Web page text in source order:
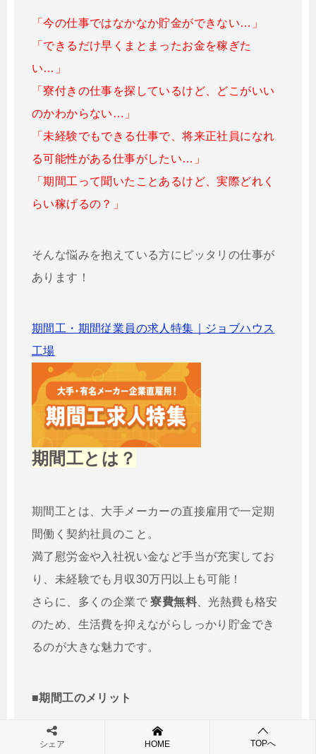
「今の仕事ではなかなか貯金ができない…」
「できるだけ早くまとまったお金を稼ぎた
い…」
「寮付きの仕事を探しているけど、どこがいい
のかわからない…」
「未経験でもできる仕事で、将来正社員になれ
る可能性がある仕事がしたい…」
「期間工って聞いたことあるけど、実際どれく
らい稼げるの？」
そんな悩みを抱えている方にピッタリの仕事が
あります！
期間工・期間従業員の求人特集｜ジョブハウス
工場
期間工とは？
期間工とは、大手メーカーの直接雇用で一定期
間働く契約社員のこと。
満了慰労金や入社祝い金など手当が充実してお
り、未経験でも月収30万円以上も可能！
さらに、多くの企業で寮費無料 、光熱費も格安
のため、生活費を抑えながらしっかり貯金でき
るのが大きな魅力です。
■期間工のメリット
短期間で高収入！ 月収30万円以上＆各種手
シェア HOME TOPへ